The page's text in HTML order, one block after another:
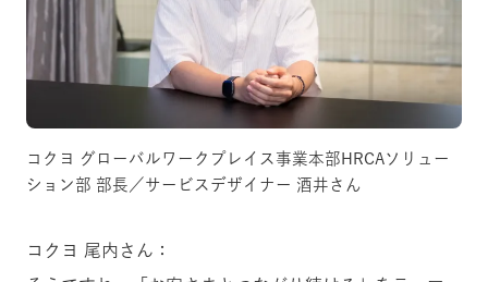
コクヨ グローバルワークプレイス事業本部HRCAソリュー
ション部 部長／サービスデザイナー 酒井さん
コクヨ 尾内さん：